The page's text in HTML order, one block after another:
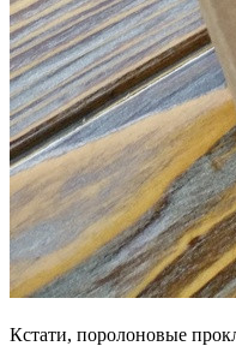
Кстати, поролоновые